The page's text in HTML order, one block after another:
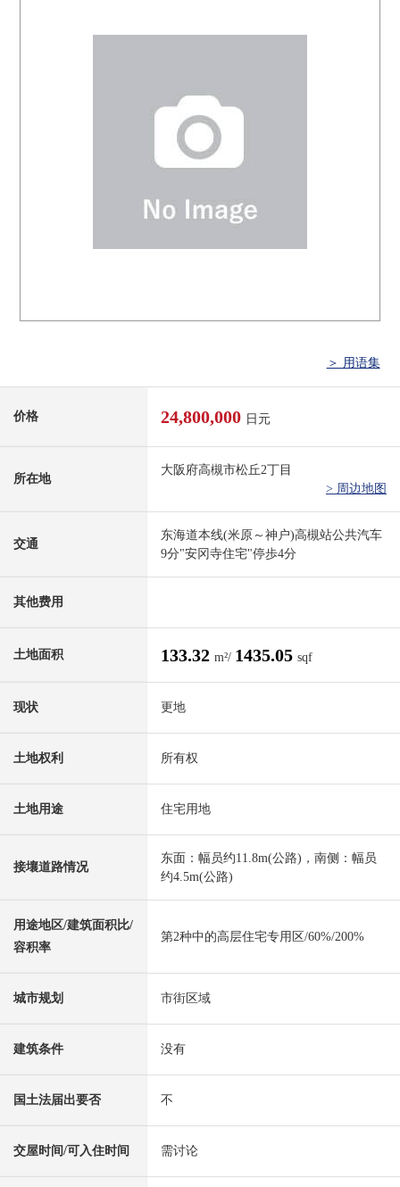
＞ 用语集
价格 24,800,000 日元
所在地
大阪府高槻市松丘2丁目
> 周边地图
交通
东海道本线(米原～神户)高槻站公共汽车
9分"安冈寺住宅"停歩4分
其他费用
土地面积 133.32 m²/ 1435.05 sqf
现状 更地
土地权利 所有权
土地用途 住宅用地
接壤道路情况
东面：幅员约11.8m(公路)，南侧：幅员
约4.5m(公路)
用途地区/建筑面积比/
容积率
第2种中的高层住宅专用区/60%/200%
城市规划 市街区域
建筑条件 没有
国土法届出要否 不
交屋时间/可入住时间 需讨论